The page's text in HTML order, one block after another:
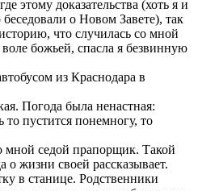
этому доказательства (хоть я и
о Новом Завете), так
что случилась со мной
божьей, спасла я безвинную
из Краснодара в
Погода была ненастная:
пустится понемногу, то
мной седой прапорщик. Такой
о жизни своей рассказывает.
в станице. Родственники